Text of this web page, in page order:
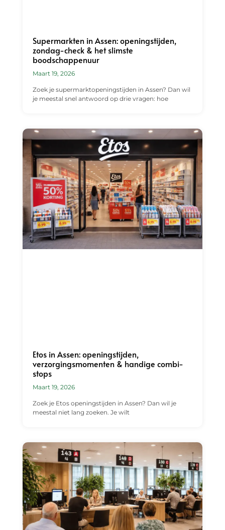
Supermarkten in Assen: openingstijden,
zondag-check & het slimste
boodschappenuur
Maart 19, 2026
Zoek je supermarktopeningstijden in Assen? Dan wil
je meestal snel antwoord op drie vragen: hoe
Etos in Assen: openingstijden,
verzorgingsmomenten & handige combi-
stops
Maart 19, 2026
Zoek je Etos openingstijden in Assen? Dan wil je
meestal niet lang zoeken. Je wilt